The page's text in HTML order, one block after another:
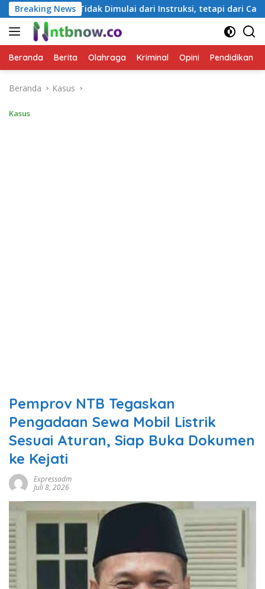
Langsung
ke
konten
Breaking News
Dimulai dari Instruksi, tetapi dari Cara Berbicara
Beranda Berita Olahraga Kriminal Opini Pendidikan
Beranda Kasus
Kasus
Pemprov NTB Tegaskan
Pengadaan Sewa Mobil Listrik
Sesuai Aturan, Siap Buka Dokumen
ke Kejati
Expressadm
Juli 8, 2026